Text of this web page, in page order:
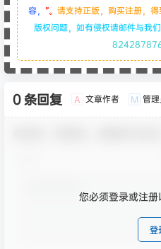
容， ”。 请支持正版，购买注册，得
版权问题，如有侵权请邮件与我
0 条回复 A 文章作者 M 管理
您必须登录或注
登